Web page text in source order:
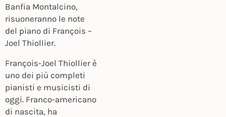
Banfia Montalcino,
risuoneranno le note
del piano di François –
Joel Thiollier.
François-Joel Thiollier è
uno dei più completi
pianisti e musicisti di
oggi. Franco-americano
di nascita, ha